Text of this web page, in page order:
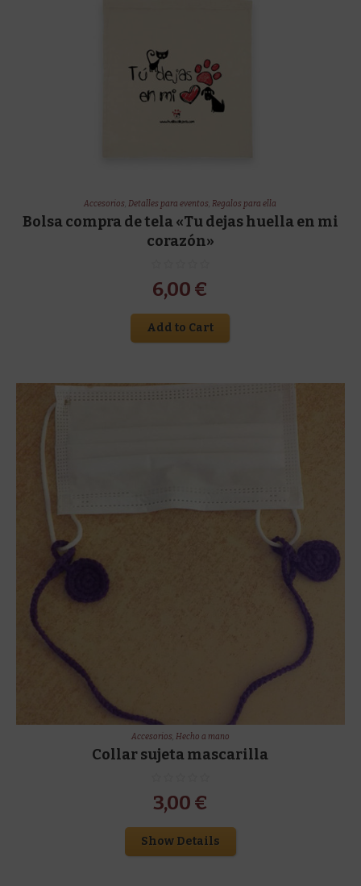
Accesorios,Detalles para eventos,Regalos para ella
Bolsa compra de tela «Tu dejas huella en mi
corazón»
6,00 €
Add to Cart
Accesorios, Hecho a mano
Collar sujeta mascarilla
3,00 €
Show Details